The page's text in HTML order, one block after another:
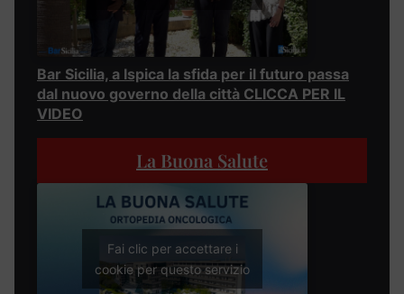
Bar Sicilia, a Ispica la sfida per il futuro passa
dal nuovo governo della città CLICCA PER IL
VIDEO
La Buona Salute
Fai clic per accettare i
cookie per questo servizio